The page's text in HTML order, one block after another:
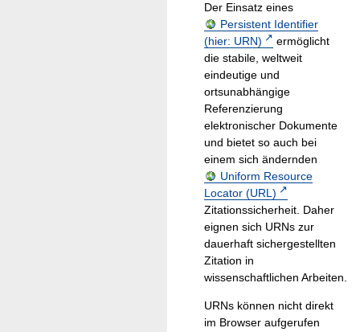
Der Einsatz eines
Persistent Identifier
(hier: URN)
ermöglicht
die stabile, weltweit
eindeutige und
ortsunabhängige
Referenzierung
elektronischer Dokumente
und bietet so auch bei
einem sich ändernden
Uniform Resource
Locator (URL)
Zitationssicherheit. Daher
eignen sich URNs zur
dauerhaft sichergestellten
Zitation in
wissenschaftlichen Arbeiten.
URNs können nicht direkt
im Browser aufgerufen